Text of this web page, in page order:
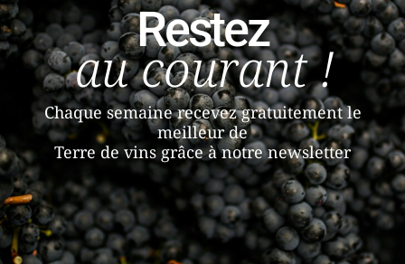
Restez
au courant !
Chaque semaine recevez gratuitement le
meilleur de
Terre de vins grâce à notre newsletter